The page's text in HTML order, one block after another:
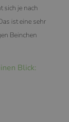
sich je nach
ist eine sehr
Beinchen
Blick: